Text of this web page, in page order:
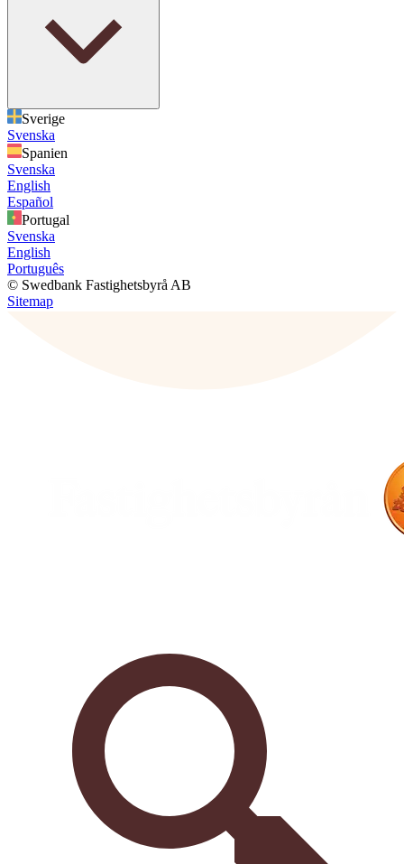
Sverige
Svenska
Spanien
Svenska
English
Español
Portugal
Svenska
English
Português
© Swedbank Fastighetsbyrå AB
Sitemap